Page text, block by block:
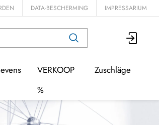
DATA-BESCHERMING IMPRESSARIUM
VERKOOP
%
Zuschläge